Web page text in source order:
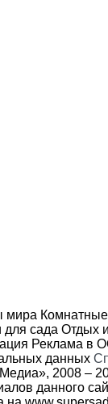
мира
для сада Отдых
Реклама в
данных
2008 –
данного